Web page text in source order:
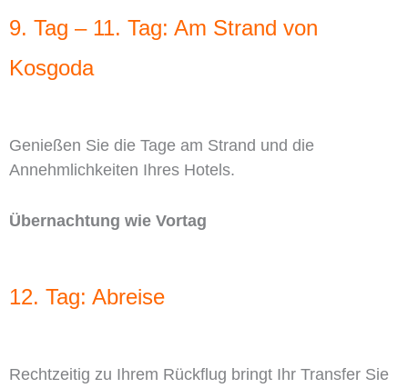
9. Tag – 11. Tag: Am Strand von
Kosgoda
Genießen Sie die Tage am Strand und die
Annehmlichkeiten Ihres Hotels.
Übernachtung wie Vortag
12. Tag: Abreise
Rechtzeitig zu Ihrem Rückflug bringt Ihr Transfer Sie